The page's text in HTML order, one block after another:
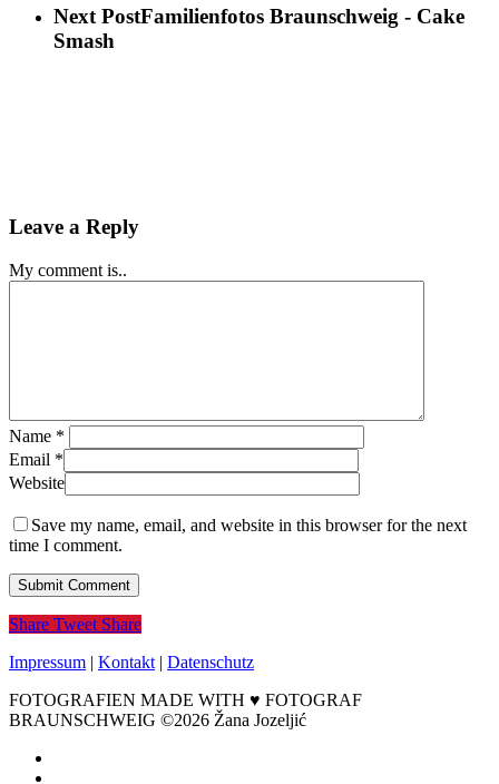
Next PostFamilienfotos Braunschweig - Cake
Smash
Leave a Reply
My comment is..
Name *
Email *
Website
Save my name, email, and website in this browser for the next
time I comment.
Share Tweet Share
Impressum | Kontakt | Datenschutz
FOTOGRAFIEN MADE WITH ♥ FOTOGRAF
BRAUNSCHWEIG ©2026 Žana Jozeljić